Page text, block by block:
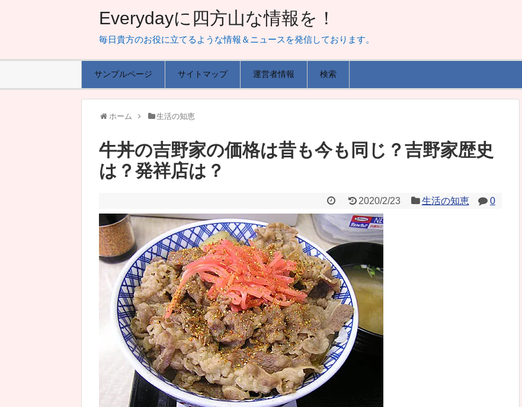
Everydayに四方山な情報を！
毎日貴方のお役に立てるような情報＆ニュースを発信しております。
サンプルページ サイトマップ 運営者情報 検索
ホーム 生活の知恵
牛丼の吉野家の価格は昔も今も同じ？吉野家歴史
は？発祥店は？
2020/2/23 生活の知恵 0